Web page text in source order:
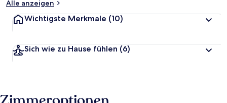
Alle anzeigen
Wichtigste Merkmale (10)
Sich wie zu Hause fühlen (6)